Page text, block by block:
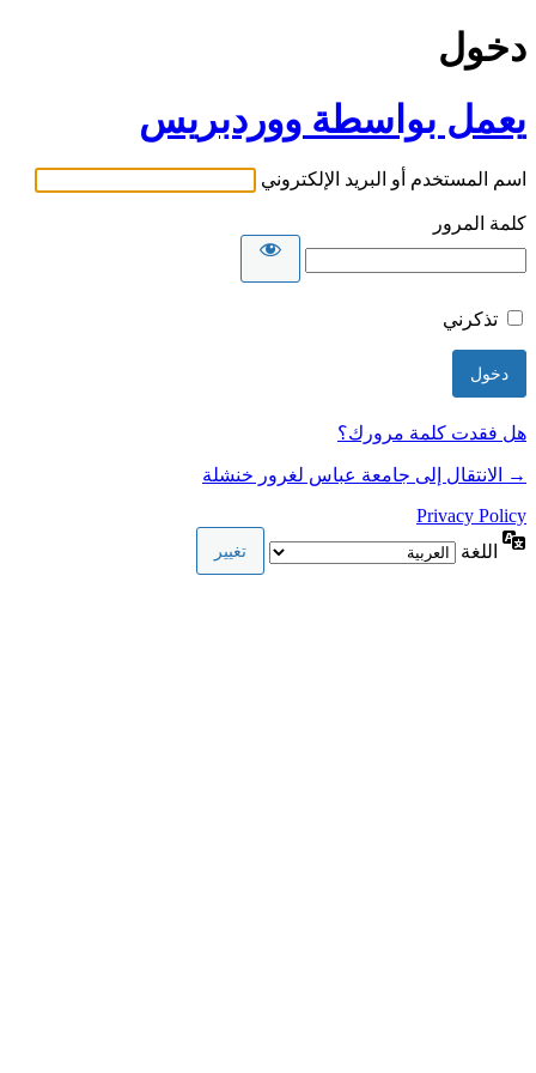
دخول
يعمل بواسطة ووردبريس
اسم المستخدم أو البريد الإلكتروني
كلمة المرور
تذكرني
هل فقدت كلمة مرورك؟
→ الانتقال إلى جامعة عباس لغرور خنشلة
Privacy Policy
اللغة